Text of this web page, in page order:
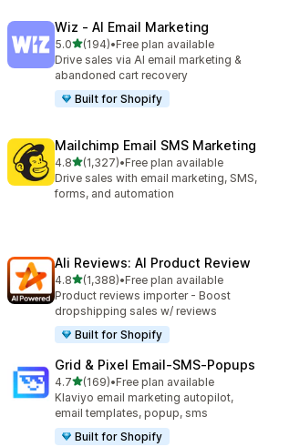
Wiz ‑ AI Email Marketing
5.0滿分 5 顆星
(194)
共有 194 則評價
•Free plan available
Drive sales via AI email marketing &
abandoned cart recovery
Built for Shopify
Mailchimp Email SMS Marketing
4.8滿分 5 顆星
(1,327)
共有 1327 則評價
•Free plan available
Drive sales with email marketing, SMS,
forms, and automation
Ali Reviews: AI Product Review
4.8滿分 5 顆星
(1,388)
共有 1388 則評價
•Free plan available
Product reviews importer - Boost
dropshipping sales w/ reviews
Built for Shopify
Grid & Pixel Email‑SMS‑Popups
4.7滿分 5 顆星
(169)
共有 169 則評價
•Free plan available
Klaviyo email marketing autopilot,
email templates, popup, sms
Built for Shopify